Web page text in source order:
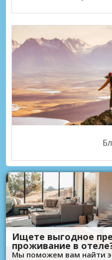
Ищете выгодное
проживание в
Мы поможем вам найти